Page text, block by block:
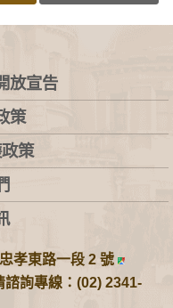
放宣告
策
策
孝東路一段 2 號
詢專線：(02) 2341-